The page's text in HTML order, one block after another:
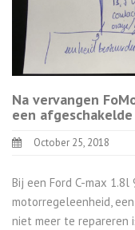
Na vervangen
een
October 25, 2018
Bij een Ford C-max
motorregeleenheid,
niet meer te repareren